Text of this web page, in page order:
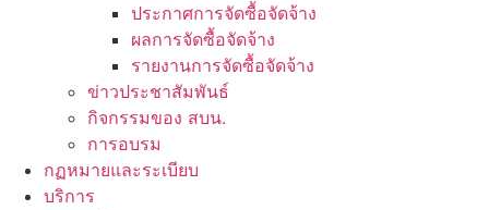
ประกาศการจัดซื้อจัดจ้าง
ผลการจัดซื้อจัดจ้าง
รายงานการจัดซื้อจัดจ้าง
ข่าวประชาสัมพันธ์
กิจกรรมของ สบน.
การอบรม
กฏหมายและระเบียบ
บริการ